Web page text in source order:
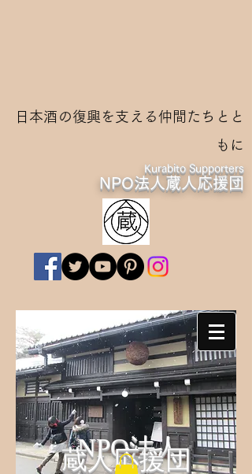
日本酒の復興を支える仲間たちとと
もに
Kurabito Supporters
NPO法人蔵人応援団
NPO法人
蔵人応援団